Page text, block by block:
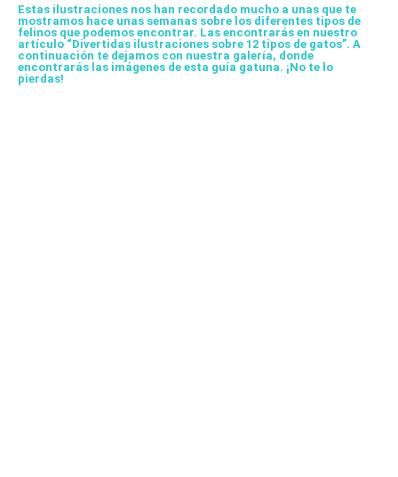
Estas ilustraciones nos han recordado mucho a unas que te
mostramos hace unas semanas sobre los diferentes tipos de
felinos que podemos encontrar. Las encontrarás en nuestro
artículo “Divertidas ilustraciones sobre 12 tipos de gatos”. A
continuación te dejamos con nuestra galería, donde
encontrarás las imágenes de esta guía gatuna. ¡No te lo
pierdas!